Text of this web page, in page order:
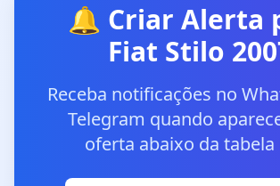
🔔 Criar Alerta
Fiat Stilo
Receba notificações no
Telegram quando
oferta abaixo da tabela